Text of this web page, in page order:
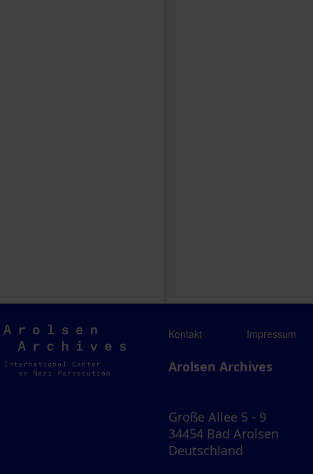
Arolsen
Archives
Kontakt Impressum
Arolsen Archives
Große Allee 5 - 9
34454 Bad Arolsen
Deutschland